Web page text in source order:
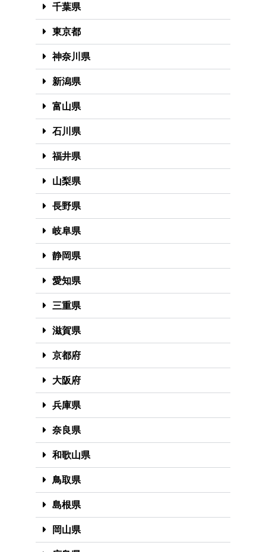
千葉県
東京都
神奈川県
新潟県
富山県
石川県
福井県
山梨県
長野県
岐阜県
静岡県
愛知県
三重県
滋賀県
京都府
大阪府
兵庫県
奈良県
和歌山県
鳥取県
島根県
岡山県